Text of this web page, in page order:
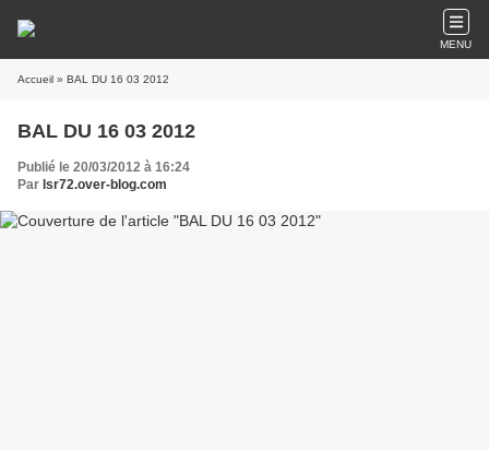
MENU
Accueil » BAL DU 16 03 2012
BAL DU 16 03 2012
Publié le 20/03/2012 à 16:24
Par lsr72.over-blog.com